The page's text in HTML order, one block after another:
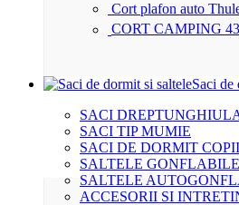
Cort plafon auto
CORT CAMPING
Saci de
SACI
SACI TIP MUMIE
SACI DE DORMIT COPII
SALTELE GONFLABILE
SALTELE
ACCESORII SI